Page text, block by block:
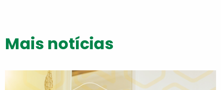
Mais notícias